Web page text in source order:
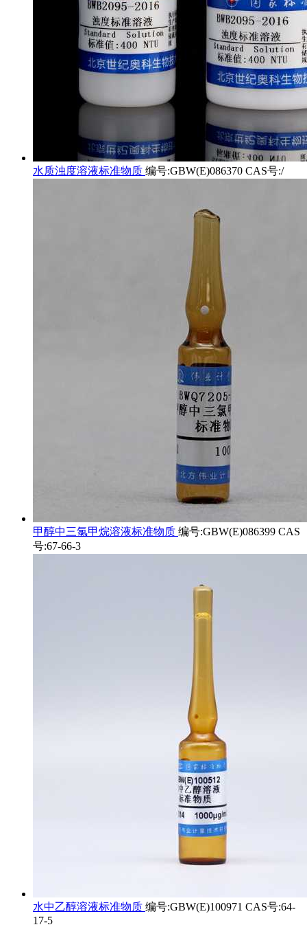
水质浊度溶液标准物质 编号:GBW(E)086370 CAS号:/
甲醇中三氯甲烷溶液标准物质 编号:GBW(E)086399 CAS
号:67-66-3
水中乙醇溶液标准物质 编号:GBW(E)100971 CAS号:64-
17-5